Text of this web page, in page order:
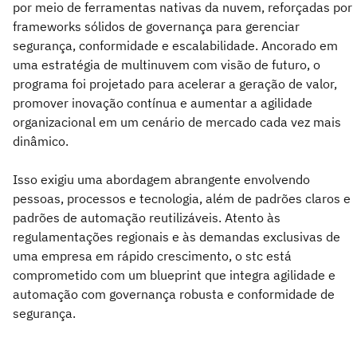
por meio de ferramentas nativas da nuvem, reforçadas por
frameworks sólidos de governança para gerenciar
segurança, conformidade e escalabilidade. Ancorado em
uma estratégia de multinuvem com visão de futuro, o
programa foi projetado para acelerar a geração de valor,
promover inovação contínua e aumentar a agilidade
organizacional em um cenário de mercado cada vez mais
dinâmico.
Isso exigiu uma abordagem abrangente envolvendo
pessoas, processos e tecnologia, além de padrões claros e
padrões de automação reutilizáveis. Atento às
regulamentações regionais e às demandas exclusivas de
uma empresa em rápido crescimento, o stc está
comprometido com um blueprint que integra agilidade e
automação com governança robusta e conformidade de
segurança.